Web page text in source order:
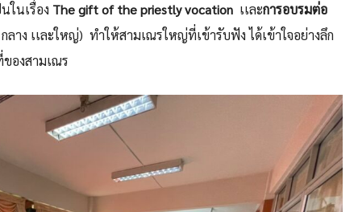
นเรื่อง The gift of the priestly vocation เเละการอบรมต่อ
ลาง เเละใหญ่) ทำให้สามเณรใหญ่ที่เข้ารับฟัง ได้เข้าใจอย่างลึก
ของสามเณร